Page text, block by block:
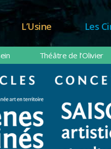
L’Usine Les
Théâtre de l’Olivier